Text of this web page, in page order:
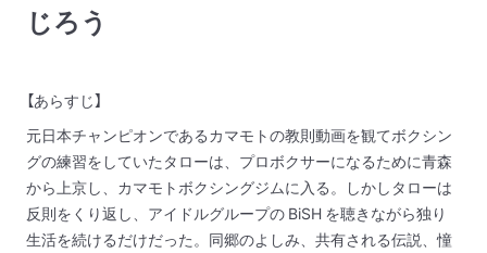
じろう
【あらすじ】
元日本チャンピオンであるカマモトの教則動画を観てボクシン
グの練習をしていたタローは、プロボクサーになるために青森
から上京し、カマモトボクシングジムに入る。しかしタローは
反則をくり返し、アイドルグループの BiSH を聴きながら独り
生活を続けるだけだった。同郷のよしみ、共有される伝説、憧